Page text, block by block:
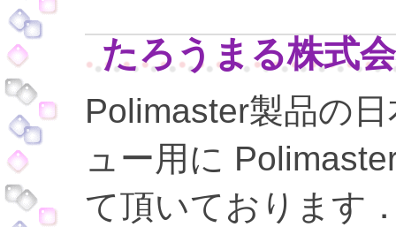
たろうまる株式
Polimaster製品の
ュー用に
て頂いております